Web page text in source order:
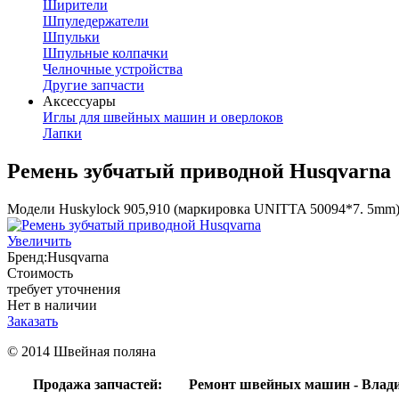
Ширители
Шпуледержатели
Шпульки
Шпульные колпачки
Челночные устройства
Другие запчасти
Аксессуары
Иглы для швейных машин и оверлоков
Лапки
Ремень зубчатый приводной Husqvarna
Модели Huskylock 905,910 (маркировка UNITTA 50094*7. 5mm)
Увеличить
Бренд:Husqvarna
Стоимость
требует уточнения
Нет в наличии
Заказать
© 2014 Швейная поляна
Продажа запчастей:
Ремонт швейных машин -